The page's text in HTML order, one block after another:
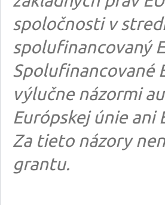
spoločnosti v
spolufinancovaný
Spolufinancované
výlučne názormi
Európskej únie
Za tieto názory
grantu.